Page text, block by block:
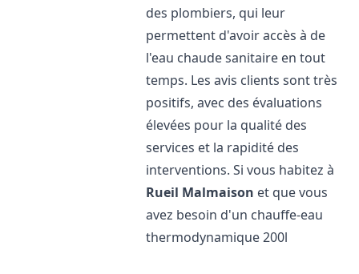
des plombiers, qui leur
permettent d'avoir accès à de
l'eau chaude sanitaire en tout
temps. Les avis clients sont très
positifs, avec des évaluations
élevées pour la qualité des
services et la rapidité des
interventions. Si vous habitez à
Rueil Malmaison et que vous
avez besoin d'un chauffe-eau
thermodynamique 200l